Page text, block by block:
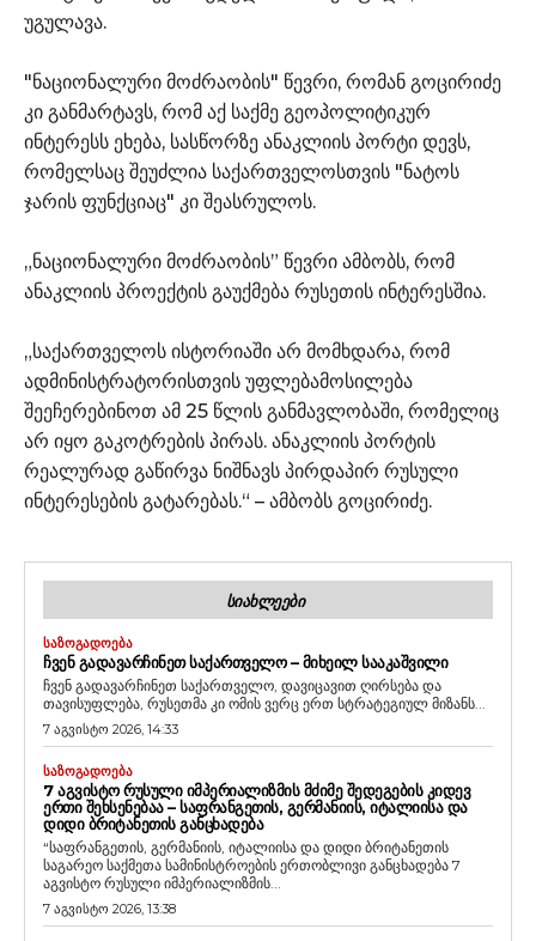
უგულავა.
"ნაციონალური მოძრაობის" წევრი, რომან გოცირიძე
კი განმარტავს, რომ აქ საქმე გეოპოლიტიკურ
ინტერესს ეხება, სასწორზე ანაკლიის პორტი დევს,
რომელსაც შეუძლია საქართველოსთვის "ნატოს
ჯარის ფუნქციაც" კი შეასრულოს.
„ნაციონალური მოძრაობის” წევრი ამბობს, რომ
ანაკლიის პროექტის გაუქმება რუსეთის ინტერესშია.
„საქართველოს ისტორიაში არ მომხდარა, რომ
ადმინისტრატორისთვის უფლებამოსილება
შეეჩერებინოთ ამ 25 წლის განმავლობაში, რომელიც
არ იყო გაკოტრების პირას. ანაკლიის პორტის
რეალურად გაწირვა ნიშნავს პირდაპირ რუსული
ინტერესების გატარებას.“ – ამბობს გოცირიძე.
ᲡᲘᲐᲮᲚᲔᲔᲑᲘ
ᲡᲐᲖᲝᲒᲐᲓᲝᲔᲑᲐ
ᲩᲕᲔᲜ ᲒᲐᲓᲐᲕᲐᲠᲩᲘᲜᲔᲗ ᲡᲐᲥᲐᲠᲗᲕᲔᲚᲝ – ᲛᲘᲮᲔᲘᲚ ᲡᲐᲐᲙᲐᲨᲕᲘᲚᲘ
ჩვენ გადავარჩინეთ საქართველო, დავიცავით ღირსება და
თავისუფლება, რუსეთმა კი ომის ვერც ერთ სტრატეგიულ მიზანს...
7 აგვისტო 2026, 14:33
ᲡᲐᲖᲝᲒᲐᲓᲝᲔᲑᲐ
7 ᲐᲒᲕᲘᲡᲢᲝ ᲠᲣᲡᲣᲚᲘ ᲘᲛᲞᲔᲠᲘᲐᲚᲘᲖᲛᲘᲡ ᲛᲫᲘᲛᲔ ᲨᲔᲓᲔᲒᲔᲑᲘᲡ ᲙᲘᲓᲔᲕ
ᲔᲠᲗᲘ ᲨᲔᲮᲡᲔᲜᲔᲑᲐᲐ – ᲡᲐᲤᲠᲐᲜᲒᲔᲗᲘᲡ, ᲒᲔᲠᲛᲐᲜᲘᲘᲡ, ᲘᲢᲐᲚᲘᲘᲡᲐ ᲓᲐ
ᲓᲘᲓᲘ ᲑᲠᲘᲢᲐᲜᲔᲗᲘᲡ ᲒᲐᲜᲪᲮᲐᲓᲔᲑᲐ
“საფრანგეთის, გერმანიის, იტალიისა და დიდი ბრიტანეთის
საგარეო საქმეთა სამინისტროების ერთობლივი განცხადება 7
აგვისტო რუსული იმპერიალიზმის...
7 აგვისტო 2026, 13:38